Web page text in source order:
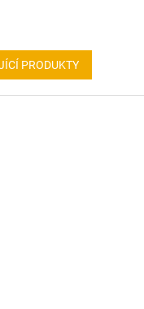
PRODUKTY